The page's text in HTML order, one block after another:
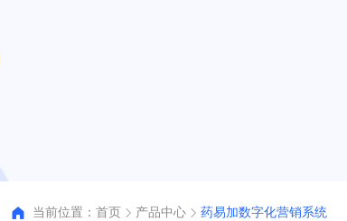
当前位置： 首页 产品中心 药易加数字化营销系统